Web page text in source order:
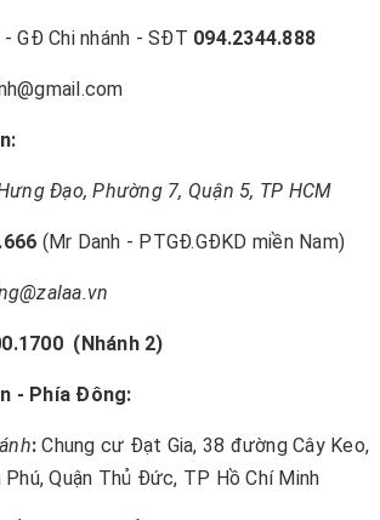
- GĐ Chi nhánh - SĐT 094.2344.888
Đạo, Phường 7, Quận 5, TP HCM
(Mr Danh - PTGĐ.GĐKD miền Nam)
(Nhánh 2)
- Phía Đông:
:Chung cư Đạt Gia, 38 đường Cây Keo,
Quận Thủ Đức, TP Hồ Chí Minh